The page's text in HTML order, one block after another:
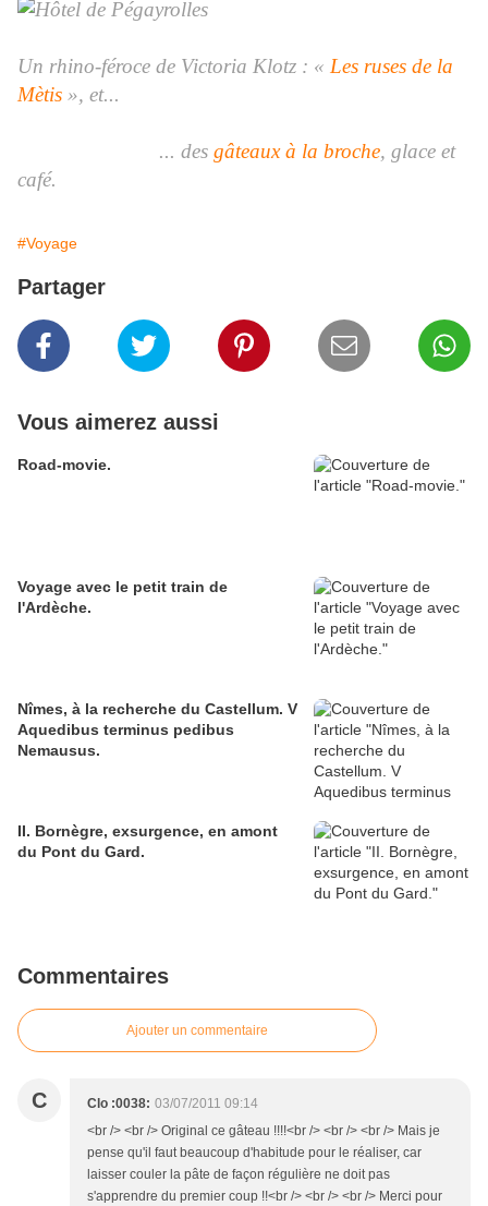
Un rhino-féroce de Victoria Klotz : « Les ruses de la
Mètis », et...
... des gâteaux à la broche, glace et
café.
#Voyage
Partager
Vous aimerez aussi
Road-movie.
Voyage avec le petit train de
l'Ardèche.
Nîmes, à la recherche du Castellum. V
Aquedibus terminus pedibus
Nemausus.
II. Bornègre, exsurgence, en amont
du Pont du Gard.
Commentaires
Ajouter un commentaire
C Clo :0038: 03/07/2011 09:14
<br /> <br /> Original ce gâteau !!!!<br /> <br /> <br /> Mais je
pense qu'il faut beaucoup d'habitude pour le réaliser, car
laisser couler la pâte de façon régulière ne doit pas
s'apprendre du premier coup !!<br /> <br /> <br /> Merci pour